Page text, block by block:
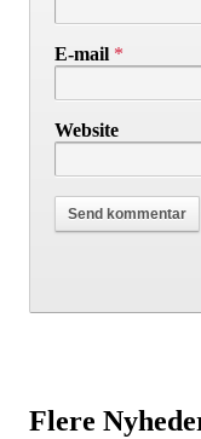
E-mail *
Website
Flere